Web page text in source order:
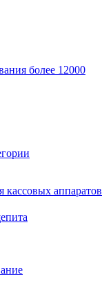
кассовых аппаратов